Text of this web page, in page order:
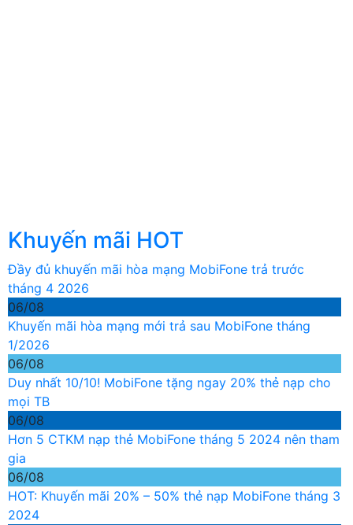
Khuyến mãi HOT
Đầy đủ khuyến mãi hòa mạng MobiFone trả trước
tháng 4 2026
06/08
Khuyến mãi hòa mạng mới trả sau MobiFone tháng
1/2026
06/08
Duy nhất 10/10! MobiFone tặng ngay 20% thẻ nạp cho
mọi TB
06/08
Hơn 5 CTKM nạp thẻ MobiFone tháng 5 2024 nên tham
gia
06/08
HOT: Khuyến mãi 20% – 50% thẻ nạp MobiFone tháng 3
2024